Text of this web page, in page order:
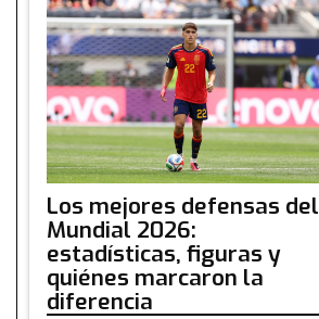
Los mejores defensas del
Mundial 2026:
estadísticas, figuras y
quiénes marcaron la
diferencia